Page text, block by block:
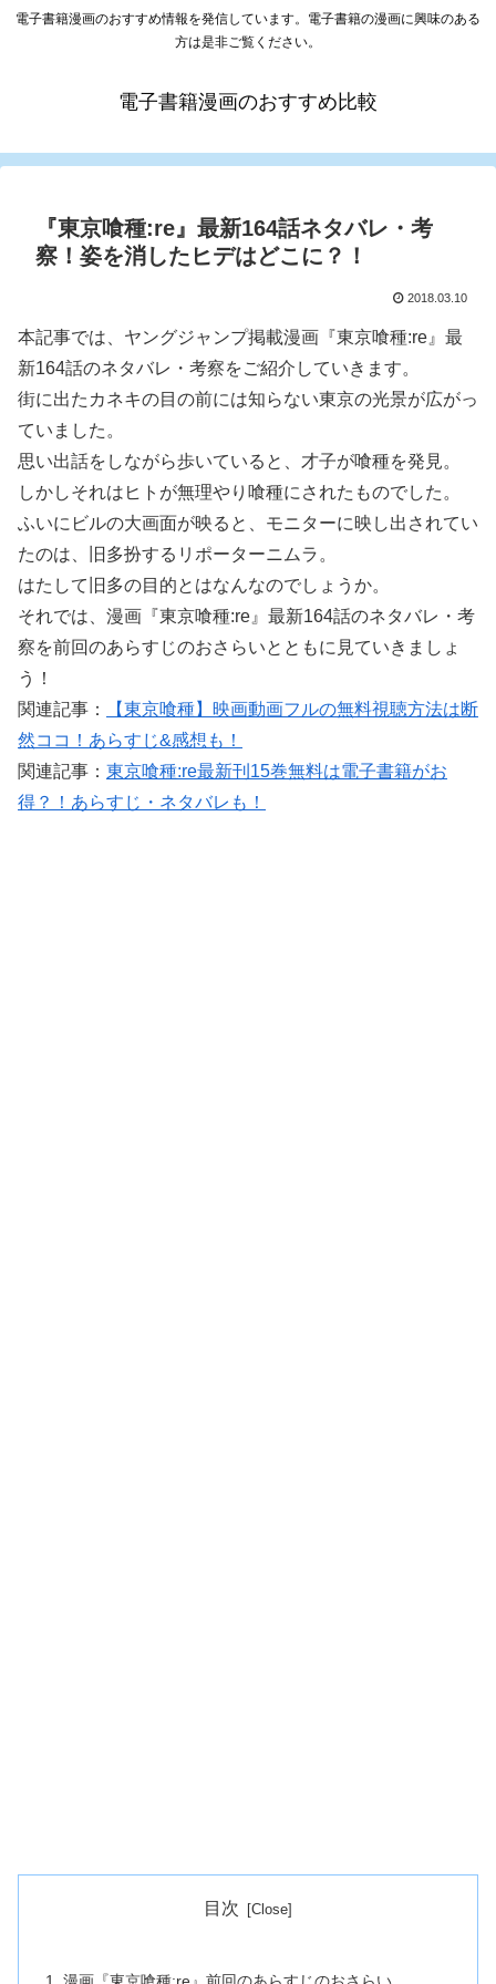
電子書籍漫画のおすすめ情報を発信しています。電子書籍の漫画に興味のある
方は是非ご覧ください。
電子書籍漫画のおすすめ比較
『東京喰種:re』最新164話ネタバレ・考
察！姿を消したヒデはどこに？！
2018.03.10
本記事では、ヤングジャンプ掲載漫画『東京喰種:re』最
新164話のネタバレ・考察をご紹介していきます。
街に出たカネキの目の前には知らない東京の光景が広がっ
ていました。
思い出話をしながら歩いていると、才子が喰種を発見。
しかしそれはヒトが無理やり喰種にされたものでした。
ふいにビルの大画面が映ると、モニターに映し出されてい
たのは、旧多扮するリポーターニムラ。
はたして旧多の目的とはなんなのでしょうか。
それでは、漫画『東京喰種:re』最新164話のネタバレ・考
察を前回のあらすじのおさらいとともに見ていきましょ
う！
関連記事：
【東京喰種】映画動画フルの無料視聴方法は断
然ココ！あらすじ&感想も！
関連記事： 東京喰種:re最新刊15巻無料は電子書籍がお
得？！あらすじ・ネタバレも！
目次